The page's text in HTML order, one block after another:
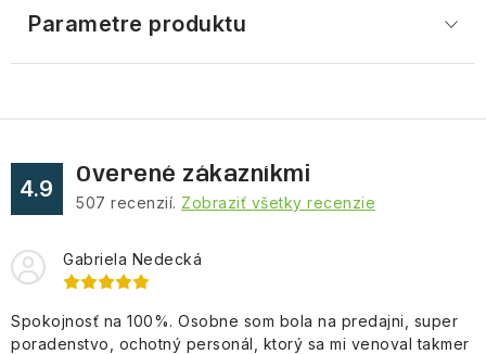
Parametre produktu
4.9
Overené zákazníkmi
507 recenzií. Zobraziť všetky recenzie
Gabriela Nedecká
Spokojnosť na 100%. Osobne som bola na predajni, super
poradenstvo, ochotný personál, ktorý sa mi venoval takmer